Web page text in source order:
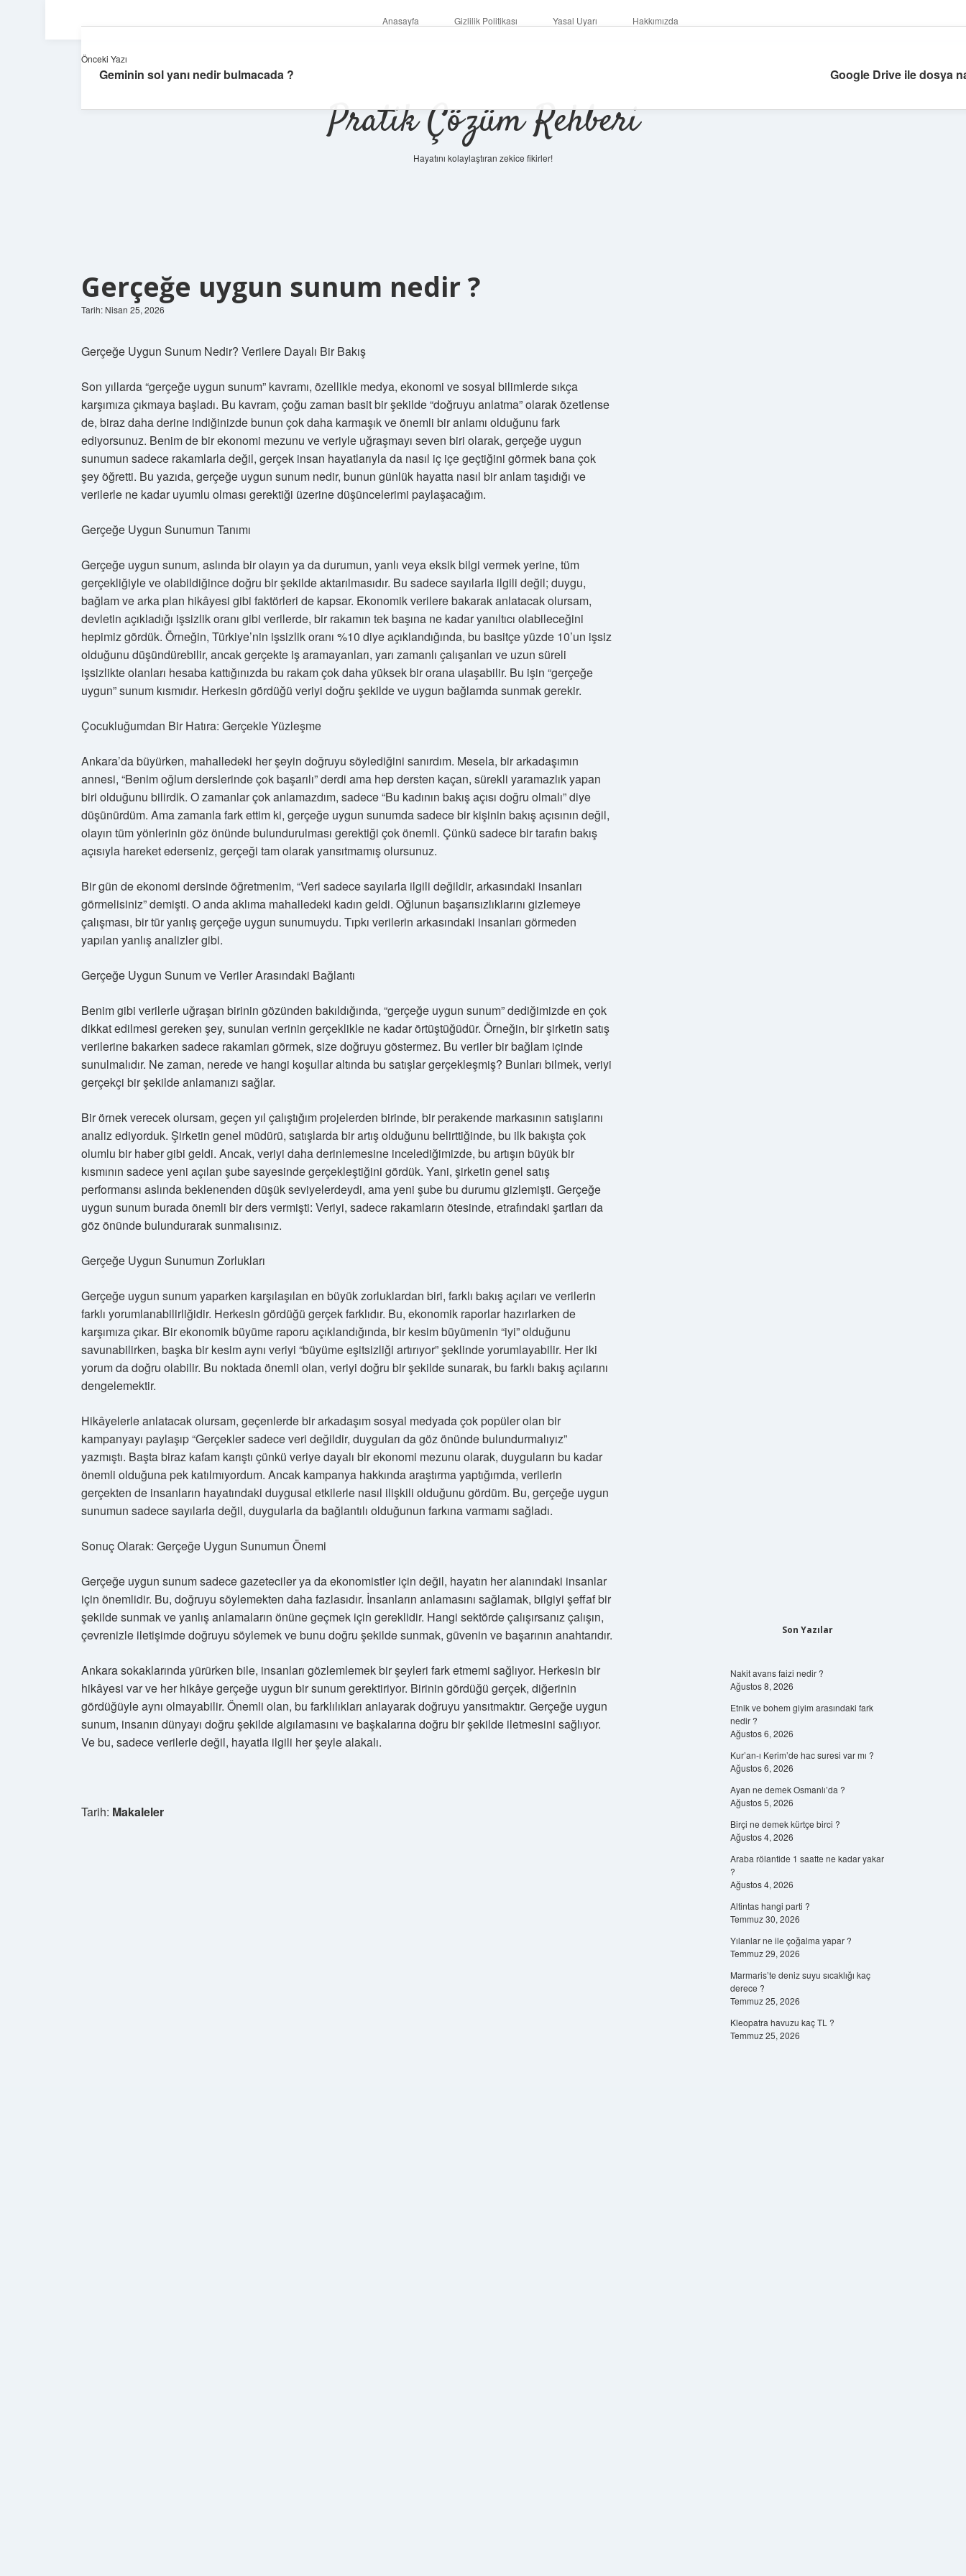
Anasayfa Gizlilik Politikası Yasal Uyarı Hakkımızda
Pratik Çözüm Rehberi
Hayatını kolaylaştıran zekice fikirler!
Gerçeğe uygun sunum nedir ?
Tarih: Nisan 25, 2026
Gerçeğe Uygun Sunum Nedir? Verilere Dayalı Bir Bakış
Son yıllarda “gerçeğe uygun sunum” kavramı, özellikle medya, ekonomi ve sosyal bilimlerde sıkça
karşımıza çıkmaya başladı. Bu kavram, çoğu zaman basit bir şekilde “doğruyu anlatma” olarak özetlense
de, biraz daha derine indiğinizde bunun çok daha karmaşık ve önemli bir anlamı olduğunu fark
ediyorsunuz. Benim de bir ekonomi mezunu ve veriyle uğraşmayı seven biri olarak, gerçeğe uygun
sunumun sadece rakamlarla değil, gerçek insan hayatlarıyla da nasıl iç içe geçtiğini görmek bana çok
şey öğretti. Bu yazıda, gerçeğe uygun sunum nedir, bunun günlük hayatta nasıl bir anlam taşıdığı ve
verilerle ne kadar uyumlu olması gerektiği üzerine düşüncelerimi paylaşacağım.
Gerçeğe Uygun Sunumun Tanımı
Gerçeğe uygun sunum, aslında bir olayın ya da durumun, yanlı veya eksik bilgi vermek yerine, tüm
gerçekliğiyle ve olabildiğince doğru bir şekilde aktarılmasıdır. Bu sadece sayılarla ilgili değil; duygu,
bağlam ve arka plan hikâyesi gibi faktörleri de kapsar. Ekonomik verilere bakarak anlatacak olursam,
devletin açıkladığı işsizlik oranı gibi verilerde, bir rakamın tek başına ne kadar yanıltıcı olabileceğini
hepimiz gördük. Örneğin, Türkiye’nin işsizlik oranı %10 diye açıklandığında, bu basitçe yüzde 10’un işsiz
olduğunu düşündürebilir, ancak gerçekte iş aramayanları, yarı zamanlı çalışanları ve uzun süreli
işsizlikte olanları hesaba kattığınızda bu rakam çok daha yüksek bir orana ulaşabilir. Bu işin “gerçeğe
uygun” sunum kısmıdır. Herkesin gördüğü veriyi doğru şekilde ve uygun bağlamda sunmak gerekir.
Çocukluğumdan Bir Hatıra: Gerçekle Yüzleşme
Ankara’da büyürken, mahalledeki her şeyin doğruyu söylediğini sanırdım. Mesela, bir arkadaşımın
annesi, “Benim oğlum derslerinde çok başarılı” derdi ama hep dersten kaçan, sürekli yaramazlık yapan
biri olduğunu bilirdik. O zamanlar çok anlamazdım, sadece “Bu kadının bakış açısı doğru olmalı” diye
düşünürdüm. Ama zamanla fark ettim ki, gerçeğe uygun sunumda sadece bir kişinin bakış açısının değil,
olayın tüm yönlerinin göz önünde bulundurulması gerektiği çok önemli. Çünkü sadece bir tarafın bakış
açısıyla hareket ederseniz, gerçeği tam olarak yansıtmamış olursunuz.
Bir gün de ekonomi dersinde öğretmenim, “Veri sadece sayılarla ilgili değildir, arkasındaki insanları
görmelisiniz” demişti. O anda aklıma mahalledeki kadın geldi. Oğlunun başarısızlıklarını gizlemeye
çalışması, bir tür yanlış gerçeğe uygun sunumuydu. Tıpkı verilerin arkasındaki insanları görmeden
yapılan yanlış analizler gibi.
Gerçeğe Uygun Sunum ve Veriler Arasındaki Bağlantı
Benim gibi verilerle uğraşan birinin gözünden bakıldığında, “gerçeğe uygun sunum” dediğimizde en çok
dikkat edilmesi gereken şey, sunulan verinin gerçeklikle ne kadar örtüştüğüdür. Örneğin, bir şirketin satış
verilerine bakarken sadece rakamları görmek, size doğruyu göstermez. Bu veriler bir bağlam içinde
sunulmalıdır. Ne zaman, nerede ve hangi koşullar altında bu satışlar gerçekleşmiş? Bunları bilmek, veriyi
gerçekçi bir şekilde anlamanızı sağlar.
Bir örnek verecek olursam, geçen yıl çalıştığım projelerden birinde, bir perakende markasının satışlarını
analiz ediyorduk. Şirketin genel müdürü, satışlarda bir artış olduğunu belirttiğinde, bu ilk bakışta çok
olumlu bir haber gibi geldi. Ancak, veriyi daha derinlemesine incelediğimizde, bu artışın büyük bir
kısmının sadece yeni açılan şube sayesinde gerçekleştiğini gördük. Yani, şirketin genel satış
performansı aslında beklenenden düşük seviyelerdeydi, ama yeni şube bu durumu gizlemişti. Gerçeğe
uygun sunum burada önemli bir ders vermişti: Veriyi, sadece rakamların ötesinde, etrafındaki şartları da
göz önünde bulundurarak sunmalısınız.
Gerçeğe Uygun Sunumun Zorlukları
Gerçeğe uygun sunum yaparken karşılaşılan en büyük zorluklardan biri, farklı bakış açıları ve verilerin
farklı yorumlanabilirliğidir. Herkesin gördüğü gerçek farklıdır. Bu, ekonomik raporlar hazırlarken de
karşımıza çıkar. Bir ekonomik büyüme raporu açıklandığında, bir kesim büyümenin “iyi” olduğunu
savunabilirken, başka bir kesim aynı veriyi “büyüme eşitsizliği artırıyor” şeklinde yorumlayabilir. Her iki
yorum da doğru olabilir. Bu noktada önemli olan, veriyi doğru bir şekilde sunarak, bu farklı bakış açılarını
dengelemektir.
Hikâyelerle anlatacak olursam, geçenlerde bir arkadaşım sosyal medyada çok popüler olan bir
kampanyayı paylaşıp “Gerçekler sadece veri değildir, duyguları da göz önünde bulundurmalıyız”
yazmıştı. Başta biraz kafam karıştı çünkü veriye dayalı bir ekonomi mezunu olarak, duyguların bu kadar
önemli olduğuna pek katılmıyordum. Ancak kampanya hakkında araştırma yaptığımda, verilerin
gerçekten de insanların hayatındaki duygusal etkilerle nasıl ilişkili olduğunu gördüm. Bu, gerçeğe uygun
sunumun sadece sayılarla değil, duygularla da bağlantılı olduğunun farkına varmamı sağladı.
Sonuç Olarak: Gerçeğe Uygun Sunumun Önemi
Gerçeğe uygun sunum sadece gazeteciler ya da ekonomistler için değil, hayatın her alanındaki insanlar
için önemlidir. Bu, doğruyu söylemekten daha fazlasıdır. İnsanların anlamasını sağlamak, bilgiyi şeffaf bir
şekilde sunmak ve yanlış anlamaların önüne geçmek için gereklidir. Hangi sektörde çalışırsanız çalışın,
çevrenizle iletişimde doğruyu söylemek ve bunu doğru şekilde sunmak, güvenin ve başarının anahtarıdır.
Ankara sokaklarında yürürken bile, insanları gözlemlemek bir şeyleri fark etmemi sağlıyor. Herkesin bir
hikâyesi var ve her hikâye gerçeğe uygun bir sunum gerektiriyor. Birinin gördüğü gerçek, diğerinin
gördüğüyle aynı olmayabilir. Önemli olan, bu farklılıkları anlayarak doğruyu yansıtmaktır. Gerçeğe uygun
sunum, insanın dünyayı doğru şekilde algılamasını ve başkalarına doğru bir şekilde iletmesini sağlıyor.
Ve bu, sadece verilerle değil, hayatla ilgili her şeyle alakalı.
Tarih: Makaleler
Önceki Yazı
Geminin sol yanı nedir bulmacada ? Google Drive ile dosya
Son Yazılar
Nakit avans faizi nedir ?
Ağustos 8, 2026
Etnik ve bohem giyim arasındaki fark
nedir ?
Ağustos 6, 2026
Kur’an-ı Kerim’de hac suresi var mı ?
Ağustos 6, 2026
Ayan ne demek Osmanlı’da ?
Ağustos 5, 2026
Birçi ne demek kürtçe birci ?
Ağustos 4, 2026
Araba rölantide 1 saatte ne kadar yakar
?
Ağustos 4, 2026
Altintas hangi parti ?
Temmuz 30, 2026
Yılanlar ne ile çoğalma yapar ?
Temmuz 29, 2026
Marmaris’te deniz suyu sıcaklığı kaç
derece ?
Temmuz 25, 2026
Kleopatra havuzu kaç TL ?
Temmuz 25, 2026